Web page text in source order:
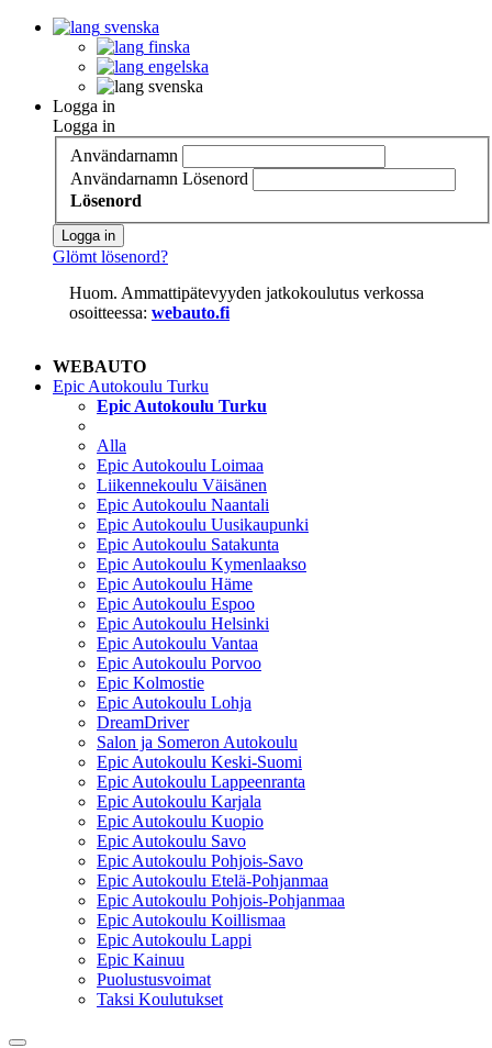
svenska
finska
engelska
svenska
Logga in
Logga in
Användarnamn
Användarnamn Lösenord
Lösenord
Logga in
Glömt lösenord?
Huom. Ammattipätevyyden jatkokoulutus verkossa
osoitteessa: webauto.fi
WEBAUTO
Epic Autokoulu Turku
Epic Autokoulu Turku
Alla
Epic Autokoulu Loimaa
Liikennekoulu Väisänen
Epic Autokoulu Naantali
Epic Autokoulu Uusikaupunki
Epic Autokoulu Satakunta
Epic Autokoulu Kymenlaakso
Epic Autokoulu Häme
Epic Autokoulu Espoo
Epic Autokoulu Helsinki
Epic Autokoulu Vantaa
Epic Autokoulu Porvoo
Epic Kolmostie
Epic Autokoulu Lohja
DreamDriver
Salon ja Someron Autokoulu
Epic Autokoulu Keski-Suomi
Epic Autokoulu Lappeenranta
Epic Autokoulu Karjala
Epic Autokoulu Kuopio
Epic Autokoulu Savo
Epic Autokoulu Pohjois-Savo
Epic Autokoulu Etelä-Pohjanmaa
Epic Autokoulu Pohjois-Pohjanmaa
Epic Autokoulu Koillismaa
Epic Autokoulu Lappi
Epic Kainuu
Puolustusvoimat
Taksi Koulutukset